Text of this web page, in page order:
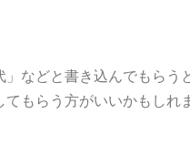
などと書き込んでもら
もらう方がいいかもしれ